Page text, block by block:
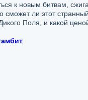
к новым битвам,
ли этот
Поля, и какой